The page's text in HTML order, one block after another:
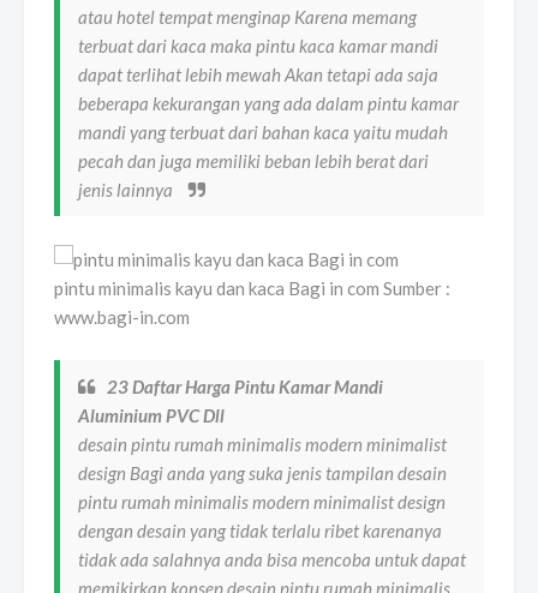
atau hotel tempat menginap Karena memang
terbuat dari kaca maka pintu kaca kamar mandi
dapat terlihat lebih mewah Akan tetapi ada saja
beberapa kekurangan yang ada dalam pintu kamar
mandi yang terbuat dari bahan kaca yaitu mudah
pecah dan juga memiliki beban lebih berat dari
jenis lainnya
pintu minimalis kayu dan kaca Bagi in com Sumber :
www.bagi-in.com
23 Daftar Harga Pintu Kamar Mandi
Aluminium PVC Dll
desain pintu rumah minimalis modern minimalist
design Bagi anda yang suka jenis tampilan desain
pintu rumah minimalis modern minimalist design
dengan desain yang tidak terlalu ribet karenanya
tidak ada salahnya anda bisa mencoba untuk dapat
memikirkan konsep desain pintu rumah minimalis